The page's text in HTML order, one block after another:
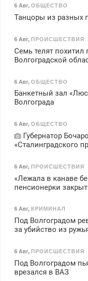
6 Авг, ОБЩЕСТВО
Танцоры из разных
6 Авг, ПРОИСШЕСТВИЯ
Семь телят похитил
Волгоградской
6 Авг, ОБЩЕСТВО
Банкетный зал
Волгограда
6 Авг, ОБЩЕСТВО
Губернатор
«Сталинградского
6 Авг, ПРОИСШЕСТВИЯ
«Лежала в канаве
пенсионерки
6 Авг, КРИМИНАЛ
Под Волгоградом
за убийство из
6 Авг, ПРОИСШЕСТВИЯ
Под Волгоградом
врезался в ВАЗ